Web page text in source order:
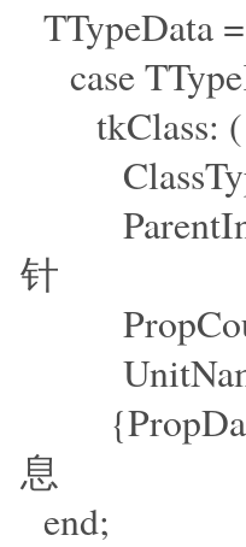
TTypeData
case
tkClass: (
针
息
end;